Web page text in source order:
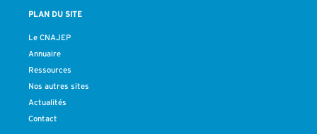
PLAN DU SITE
Le CNAJEP
Annuaire
Ressources
Nos autres sites
Actualités
Contact